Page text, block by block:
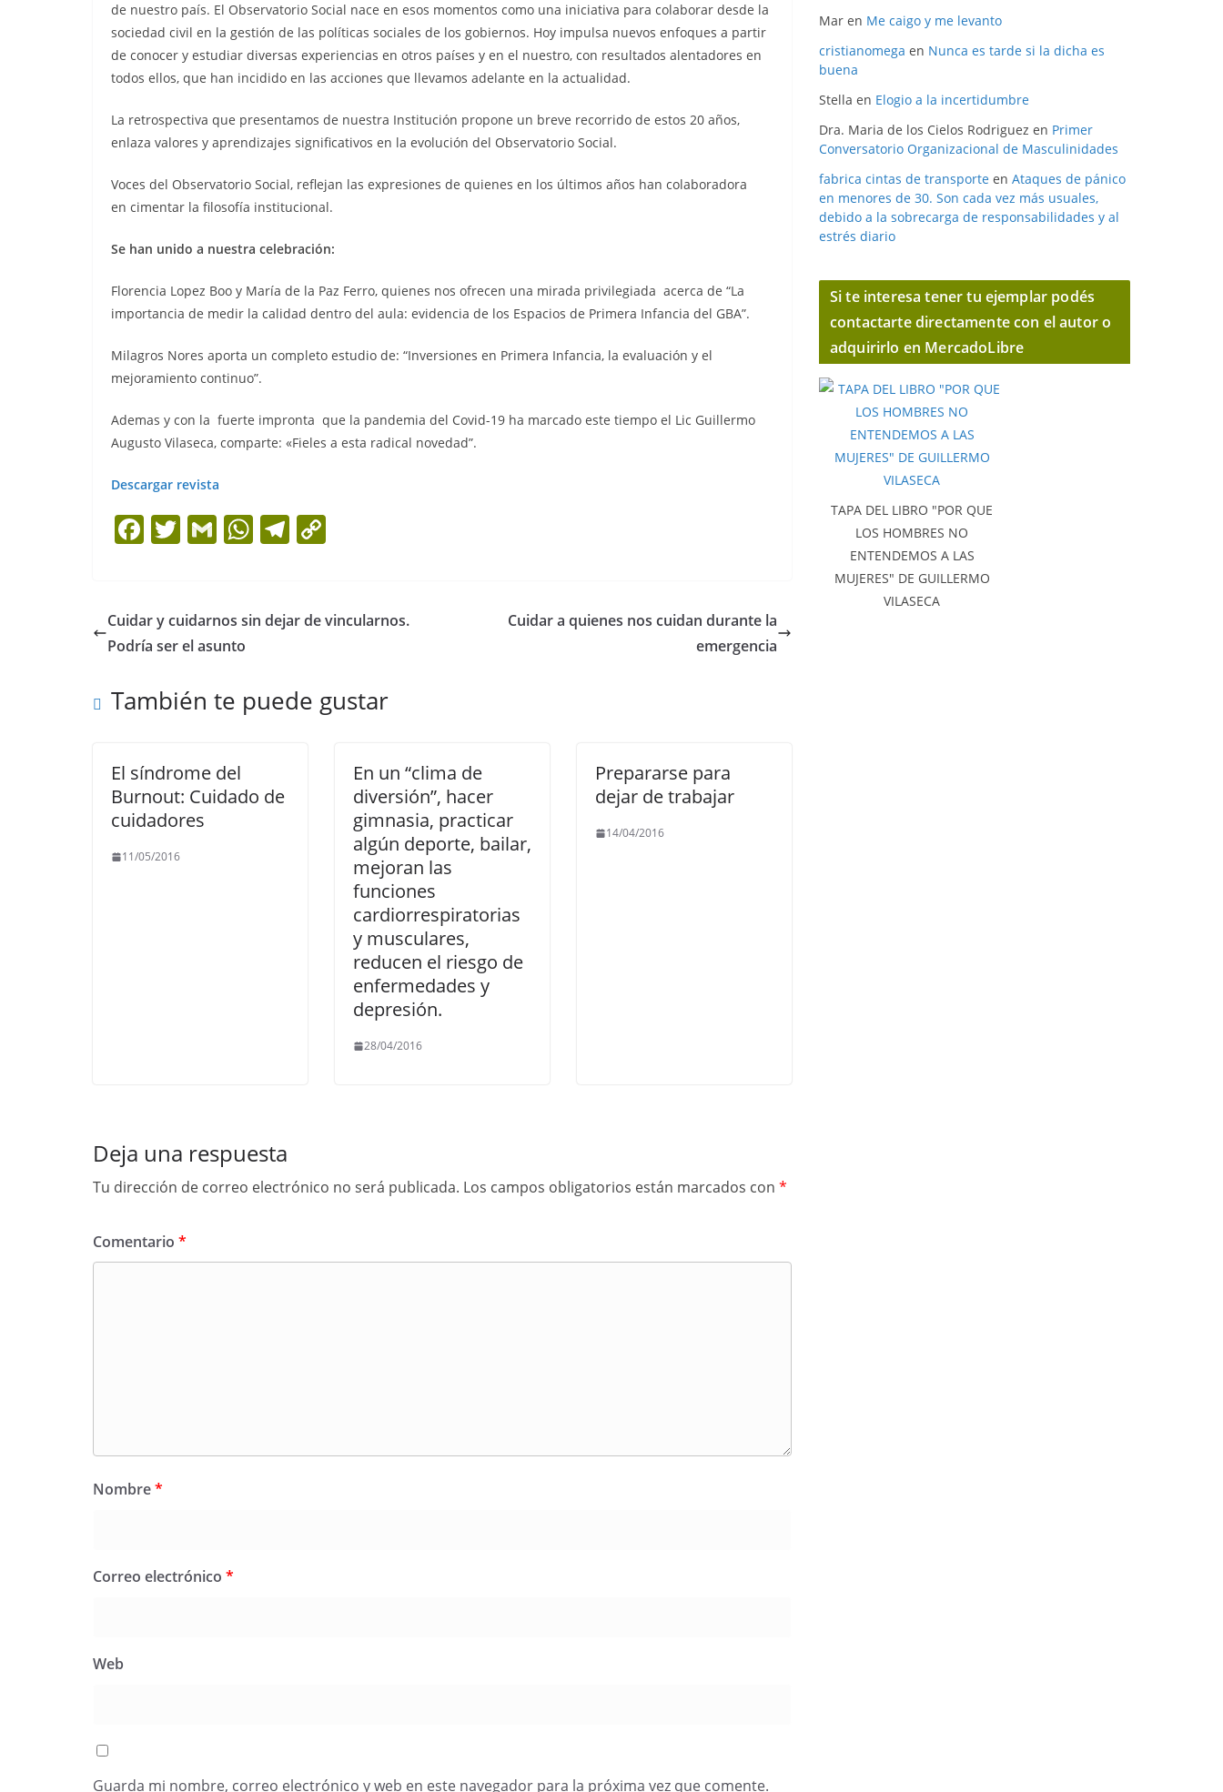
de nuestro país. El Observatorio Social nace en esos momentos como una iniciativa para colaborar desde la
sociedad civil en la gestión de las políticas sociales de los gobiernos. Hoy impulsa nuevos enfoques a partir
de conocer y estudiar diversas experiencias en otros países y en el nuestro, con resultados alentadores en
todos ellos, que han incidido en las acciones que llevamos adelante en la actualidad.
La retrospectiva que presentamos de nuestra Institución propone un breve recorrido de estos 20 años,
enlaza valores y aprendizajes significativos en la evolución del Observatorio Social.
Voces del Observatorio Social, reflejan las expresiones de quienes en los últimos años han colaboradora
en cimentar la filosofía institucional.
Se han unido a nuestra celebración:
Florencia Lopez Boo y María de la Paz Ferro, quienes nos ofrecen una mirada privilegiada acerca de “La
importancia de medir la calidad dentro del aula: evidencia de los Espacios de Primera Infancia del GBA”.
Milagros Nores aporta un completo estudio de: “Inversiones en Primera Infancia, la evaluación y el
mejoramiento continuo”.
Ademas y con la fuerte impronta que la pandemia del Covid-19 ha marcado este tiempo el Lic Guillermo
Augusto Vilaseca, comparte: «Fieles a esta radical novedad”.
Descargar revista
F
e
b
o
T
er
G
l
W
s
p
T
gr y
k
Cuidar y cuidarnos sin dejar de vincularnos.
Podría ser el asunto
Cuidar a quienes nos cuidan durante la
emergencia
También te puede gustar
El síndrome del
Burnout: Cuidado de
cuidadores
11/05/2016
En un “clima de
diversión”, hacer
gimnasia, practicar
algún deporte, bailar,
mejoran las
funciones
cardiorrespiratorias
y musculares,
reducen el riesgo de
enfermedades y
depresión.
28/04/2016
Prepararse para
dejar de trabajar
14/04/2016
Deja una respuesta
Tu dirección de correo electrónico no será publicada. Los campos obligatorios están marcados con *
Comentario *
Nombre*
Correo electrónico *
Web
Guarda mi nombre, correo electrónico y web en este navegador para la próxima vez que comente.
Mar en Me caigo y me levanto
cristianomega en Nunca es tarde si la dicha es
buena
Stella en Elogio a la incertidumbre
Dra. Maria de los Cielos Rodriguez en Primer
Conversatorio Organizacional de Masculinidades
fabrica cintas de transporte en Ataques de pánico
en menores de 30. Son cada vez más usuales,
debido a la sobrecarga de responsabilidades y al
estrés diario
Si te interesa tener tu ejemplar podés
contactarte directamente con el autor o
adquirirlo en MercadoLibre
TAPA DEL LIBRO "POR QUE
LOS HOMBRES NO
ENTENDEMOS A LAS
MUJERES" DE GUILLERMO
VILASECA